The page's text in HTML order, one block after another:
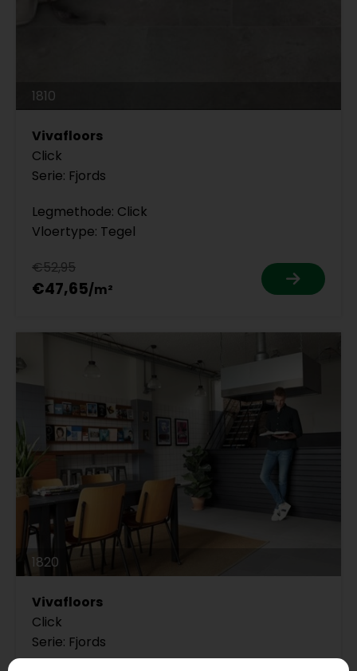
1810
Vivafloors
Click
Serie: Fjords
Legmethode: Click
Vloertype: Tegel
€52,95
€47,65
1820
Vivafloors
Click
Serie: Fjords